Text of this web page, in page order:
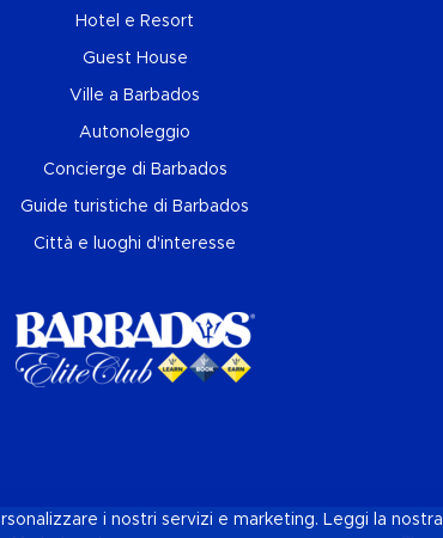
Hotel e Resort
Guest House
Ville a Barbados
Autonoleggio
Concierge di Barbados
Guide turistiche di Barbados
Città e luoghi d'interesse
i nostri servizi e marketing. Leggi la nostra